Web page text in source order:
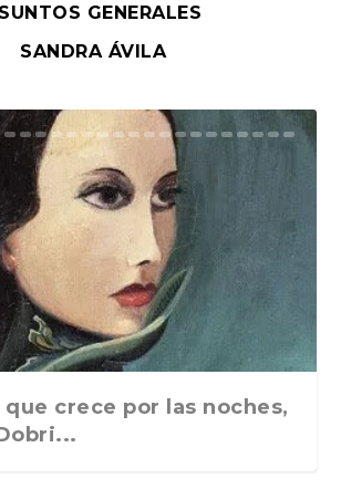
GENERALES
SANDRA ÁVILA
que crece por las noches,